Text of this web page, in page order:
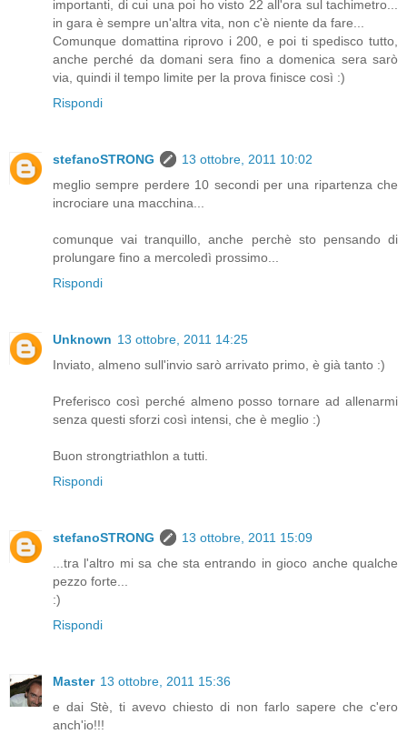
importanti, di cui una poi ho visto 22 all'ora sul tachimetro...
in gara è sempre un'altra vita, non c'è niente da fare...
Comunque domattina riprovo i 200, e poi ti spedisco tutto,
anche perché da domani sera fino a domenica sera sarò
via, quindi il tempo limite per la prova finisce così :)
Rispondi
stefanoSTRONG
13 ottobre, 2011 10:02
meglio sempre perdere 10 secondi per una ripartenza che
incrociare una macchina...
comunque vai tranquillo, anche perchè sto pensando di
prolungare fino a mercoledì prossimo...
Rispondi
Unknown 13 ottobre, 2011 14:25
Inviato, almeno sull'invio sarò arrivato primo, è già tanto :)
Preferisco così perché almeno posso tornare ad allenarmi
senza questi sforzi così intensi, che è meglio :)
Buon strongtriathlon a tutti.
Rispondi
stefanoSTRONG
13 ottobre, 2011 15:09
...tra l'altro mi sa che sta entrando in gioco anche qualche
pezzo forte...
:)
Rispondi
Master 13 ottobre, 2011 15:36
e dai Stè, ti avevo chiesto di non farlo sapere che c'ero
anch'io!!!